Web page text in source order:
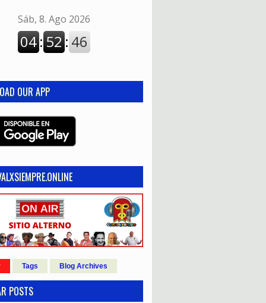
OUR APP
Tags Blog Archives
POSTS